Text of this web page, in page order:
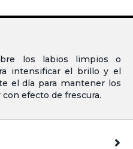
los labios limpios o
intensificar el brillo y el
el día para mantener los
efecto de frescura.